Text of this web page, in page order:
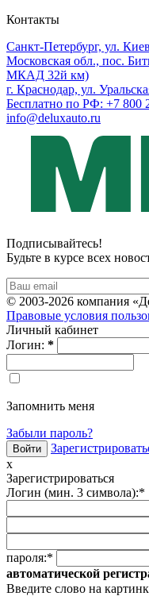
Контакты
Санкт-Петербург, ул.
Московская обл., пос.
МКАД 32й км)
г. Краснодар, ул.
Бесплатно по РФ: +7 800
info@deluxauto.ru
Подписывайтесь!
Будьте в курсе всех
© 2003-2026 компания
Правовые условия
Личный кабинет
Логин: *
Запомнить меня
Забыли пароль?
x
Зарегистрироваться
Логин (мин. 3 символа):*
пароля:*
автоматической
Введите слово на